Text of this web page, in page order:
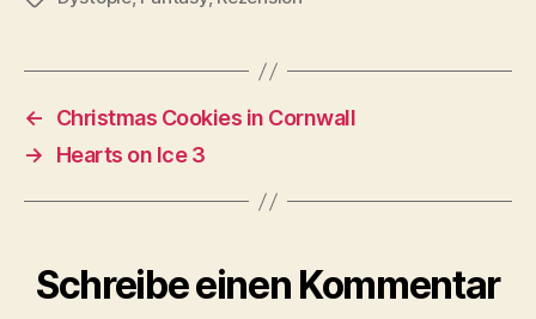
←
Christmas Cookies in Cornwall
→
Hearts on Ice 3
Schreibe einen Kommentar